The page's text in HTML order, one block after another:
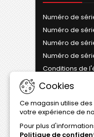
Numéro de
Numéro de
Numéro de
Numéro de
Conditions de
Cylindre
Cookies
Ce magasin utilise
votre expérience de
Pour plus
Politique de